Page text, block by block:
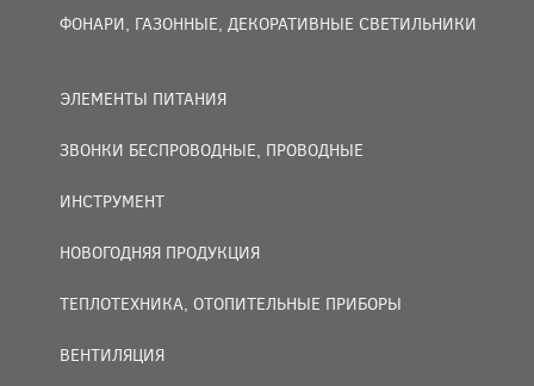
ФОНАРИ, ГАЗОННЫЕ, ДЕКОРАТИВНЫЕ СВЕТИЛЬНИКИ
ЭЛЕМЕНТЫ ПИТАНИЯ
ЗВОНКИ БЕСПРОВОДНЫЕ, ПРОВОДНЫЕ
ИНСТРУМЕНТ
НОВОГОДНЯЯ ПРОДУКЦИЯ
ТЕПЛОТЕХНИКА, ОТОПИТЕЛЬНЫЕ ПРИБОРЫ
ВЕНТИЛЯЦИЯ